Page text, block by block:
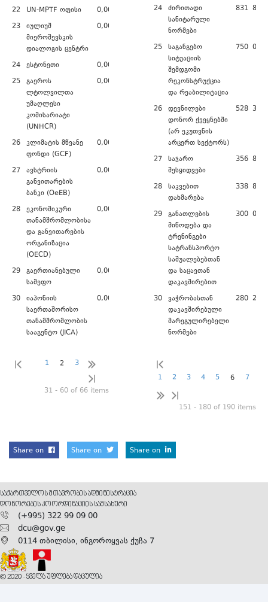
22 UN-MPTF ოფისი
0,00
23
იულიუშ
მიეროშევსკის
დიალოგის ცენტრი
0,00
24 ესტონეთი
0,00
25
გაეროს
ლტოლვილთა
უმაღლესი
კომისარიატი
(UNHCR)
0,00
26
კლიმატის მწვანე
ფონდი (GCF)
0,00
27
ავსტრიის
განვითარების
ბანკი (OeEB)
0,00
28
ეკონომიკური
თანამშრომლობისა
და განვითარების
ორგანიზაცია
(OECD)
0,00
29
გაერთიანებული
სამეფო
0,00
30
იაპონიის
საერთაშორისო
თანამშრომლობის
სააგენტო (JICA)
0,00
1 2 3
31 - 60 of 66 items
24 ძირითადი
სანიტარული
ნორმები
831
25 საგანგებო
სიტუაციის
შემდგომი
რეკონსტრუქცია
და რეაბილიტაცია
750
26 დევნილები
დონორ ქვეყნებში
(არ ეკუთვნის
არცერთ სექტორს)
528
27 საჯარო
შესყიდვები
356
28 საკვებით
დახმარება
338
29 განათლების
მიწოდება და
ტრენინგები
სატრანსპორტო
საშუალებებთან
და საცავთან
დაკავშირებით
300
30 ვაჭრობასთან
დაკავშირებული
მარეგულირებელი
ნორმები
280
1 2 3 4 5 6 7
151 - 180 of 190 items
Share on Share on Share on
ᲡᲐᲥᲐᲠᲗᲕᲔᲚᲝᲡ ᲛᲗᲐᲕᲠᲝᲑᲘᲡ ᲐᲓᲛᲘᲜᲘᲡᲢᲠᲐᲪᲘᲐ
ᲓᲝᲜᲝᲠᲔᲑᲘᲡ ᲙᲝᲝᲠᲓᲘᲜᲐᲪᲘᲘᲡ ᲡᲐᲛᲡᲐᲮᲣᲠᲘ
(+995) 322 99 09 00
dcu@gov.ge
0114 თბილისი, ინგოროყვას ქუჩა 7
© 2020 · ᲧᲕᲔᲚᲐ ᲣᲤᲚᲔᲑᲐ ᲓᲐᲪᲣᲚᲘᲐ